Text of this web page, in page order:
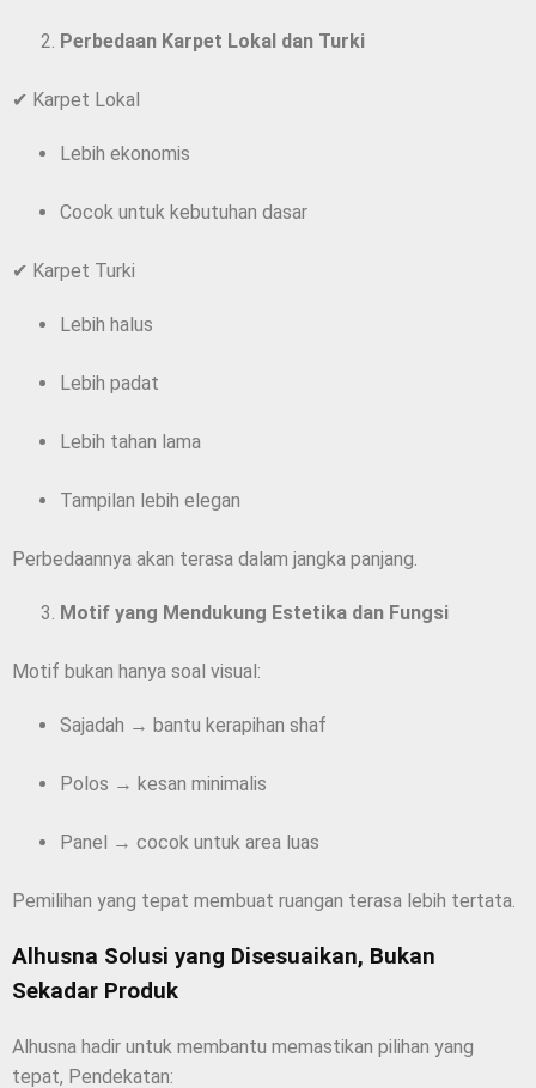
Perbedaan Karpet Lokal dan Turki
✔ Karpet Lokal
Lebih ekonomis
Cocok untuk kebutuhan dasar
✔ Karpet Turki
Lebih halus
Lebih padat
Lebih tahan lama
Tampilan lebih elegan
Perbedaannya akan terasa dalam jangka panjang.
Motif yang Mendukung Estetika dan Fungsi
Motif bukan hanya soal visual:
Sajadah → bantu kerapihan shaf
Polos → kesan minimalis
Panel → cocok untuk area luas
Pemilihan yang tepat membuat ruangan terasa lebih tertata.
Alhusna Solusi yang Disesuaikan, Bukan
Sekadar Produk
Alhusna hadir untuk membantu memastikan pilihan yang
tepat, Pendekatan: